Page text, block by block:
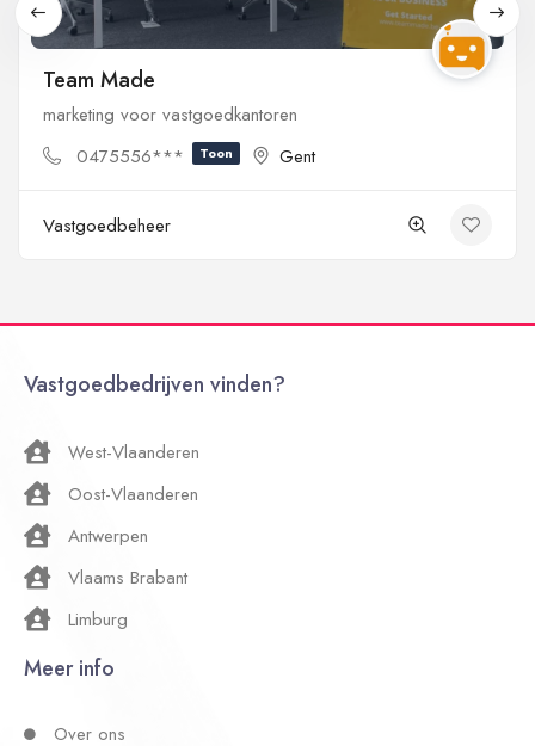
Team Made
marketing voor vastgoedkantoren
0475556***
Toon Gent
Vastgoedbeheer
Vastgoedbedrijven vinden?
West-Vlaanderen
Oost-Vlaanderen
Antwerpen
Vlaams Brabant
Limburg
Meer info
Over ons